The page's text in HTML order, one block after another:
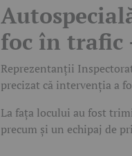
foc în trafic
Reprezentanții
precizat că intervenția a
La fața locului au fost
precum și un echipaj de